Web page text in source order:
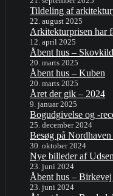
Tildeling af
22. august 2025
Arkitekturprisen har
12. april 2025
Åbent hus –
20. marts 2025
Åbent hus – Kuben
20. marts 2025
Året der gik – 2024
9. januar 2025
Bogudgivelse og -
25. december 2024
Besøg på
30. oktober 2024
Nye billeder af
23. juni 2024
Åbent hus –
23. juni 2024